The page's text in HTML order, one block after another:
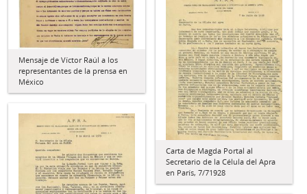
Mensaje de Víctor Raúl a los
representantes de la prensa en
México
Carta de Magda Portal al
Secretario de la Célula del Apra
en París, 7/71928